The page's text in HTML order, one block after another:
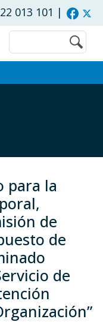
013 101 |
Buscar
para la
de
de
de